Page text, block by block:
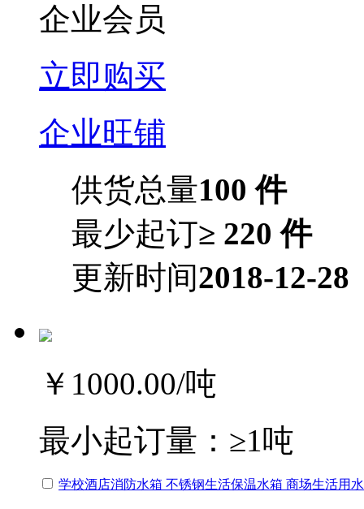
企业会员
立即购买
企业旺铺
供货总量100 件
最少起订≥ 220 件
更新时间2018-12-28
￥1000.00/吨
最小起订量： ≥1吨
学校酒店消防水箱 不锈钢生活保温水箱 商场生活用